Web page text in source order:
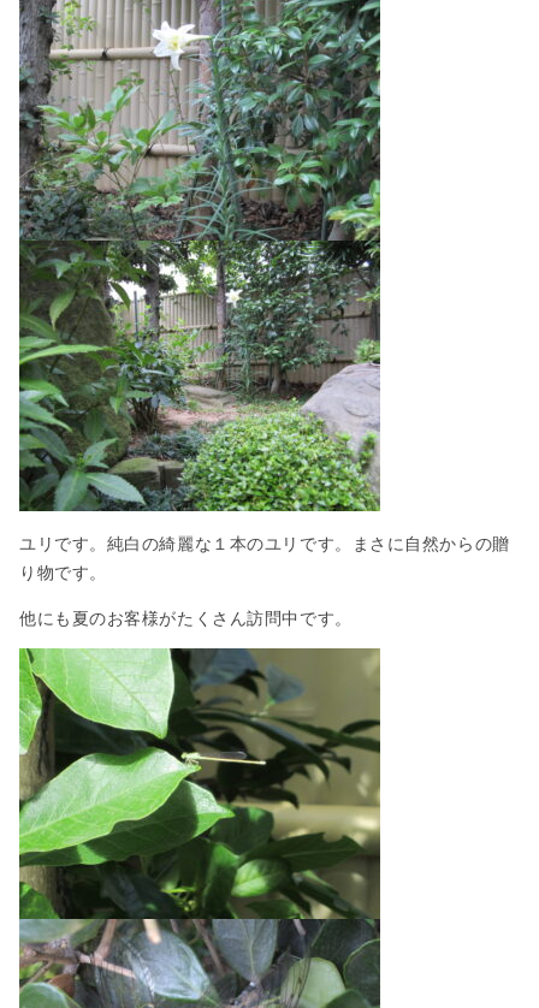
ユリです。純白の綺麗な１本のユリです。まさに自然からの贈
り物です。
他にも夏のお客様がたくさん訪問中です。